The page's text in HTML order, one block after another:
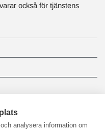
också för tjänstens
analysera information om